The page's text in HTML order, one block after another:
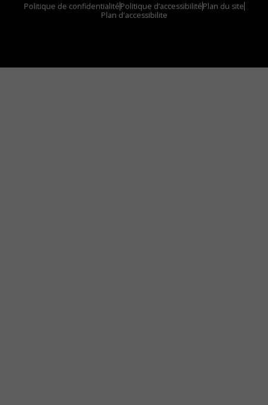
Politique de confidentialitéPolitique d’accessibilitéPlan du site
Plan d'accessibilite